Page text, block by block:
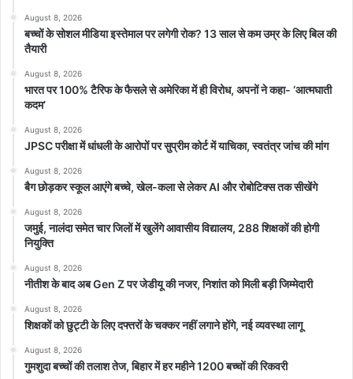
August 8, 2026
बच्चों के सोशल मीडिया इस्तेमाल पर लगेगी रोक? 13 साल से कम उम्र के लिए बिल की
तैयारी
August 8, 2026
भारत पर 100% टैरिफ के फैसले से अमेरिका में ही विरोध, अपनों ने कहा- ‘आत्मघाती
कदम’
August 8, 2026
JPSC परीक्षा में धांधली के आरोपों पर सुप्रीम कोर्ट में याचिका, स्वतंत्र जांच की मांग
August 8, 2026
बैग छोड़कर स्कूल आएंगे बच्चे, खेल-कला से लेकर AI और रोबोटिक्स तक सीखेंगे
August 8, 2026
जमुई, नालंदा समेत चार जिलों में खुलेंगे आवासीय विद्यालय, 288 शिक्षकों की होगी
नियुक्ति
August 8, 2026
नीतीश के बाद अब Gen Z पर जेडीयू की नजर, निशांत को मिली बड़ी जिम्मेदारी
August 8, 2026
शिक्षकों को छुट्टी के लिए दफ्तरों के चक्कर नहीं लगाने होंगे, नई व्यवस्था लागू
August 8, 2026
गुमशुदा बच्चों की तलाश तेज, बिहार में हर महीने 1200 बच्चों की रिकवरी